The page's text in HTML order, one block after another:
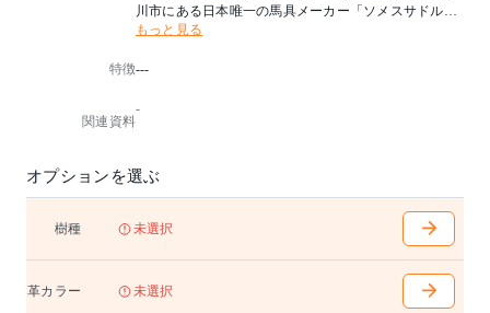
川市にある日本唯一の馬具メーカー「ソメスサドル」
の厚革を張った、〝オール北海道〟での再デビューで
で広く知られており、厳しくなっている上質な原皮の
ウスにとって大切なパートナーです。
専用レザーワックス付き
※厚革はSO-BR・SO-DGYの2色からお選びいただけま
す。
・厚革は4mm厚口、タンニンなめしのアニリン革。ブ
・馬具の鞍と同じように、座っているうちに馴染んで
もっと見る
特徴---
関連資料
-
オプションを選ぶ
樹種 未選択
革カラー 未選択